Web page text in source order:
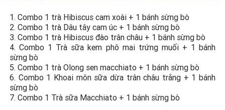
1. Combo 1 trà Hibiscus cam xoài + 1 bánh sừng bò
2. Combo 1 trà Dâu tây cam úc + 1 bánh sừng bò
3. Combo 1 trà Hibiscus đào trân châu + 1 bánh sừng bò
4. Combo 1 Trà sữa kem phô mai trứng muối + 1 bánh
sừng bò
5. Combo 1 trà Olong sen macchiato + 1 bánh sừng bò
6. Combo 1 Khoai môn sữa dừa trân châu trắng + 1 bánh
sừng bò
7. Combo 1 Trà sữa Macchiato + 1 bánh sừng bò